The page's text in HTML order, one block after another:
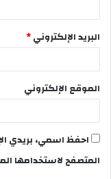
البريد الإلكتروني*
الموقع الإلكتروني
احفظ اسمي، بريدي
المتصفح لاستخدامها